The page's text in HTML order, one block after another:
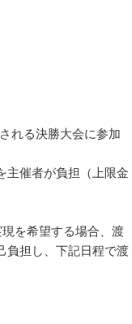
れる決勝大会に参加
主催者が負担（上限金
を希望する場合、渡
負担し、下記日程で渡